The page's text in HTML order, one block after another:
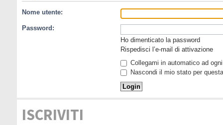
Nome utente:
Password:
Ho dimenticato la password
Rispedisci l’e-mail di attivazione
Collegami in automatico ad
Nascondi il mio stato per
ISCRIVITI